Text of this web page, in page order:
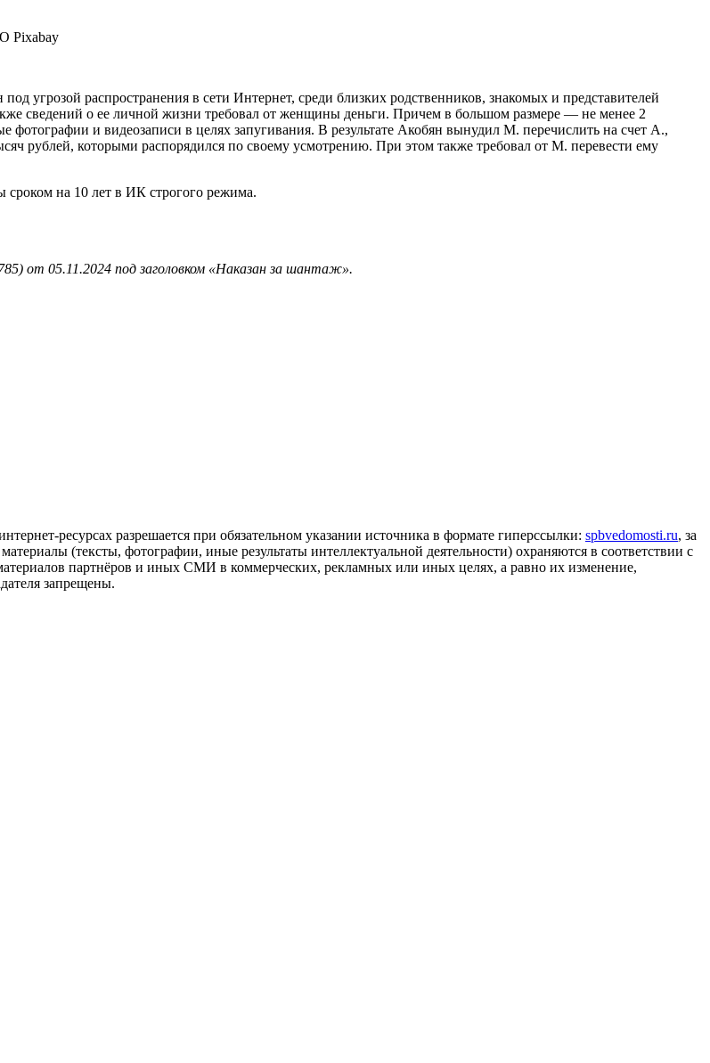
угрозой распространения в сети Интернет, среди близких родственников, знакомых и представителей
сведений о ее личной жизни требовал от женщины деньги. Причем в большом размере — не менее 2
и видеозаписи в целях запугивания. В результате Акобян вынудил М. перечислить на счет А.,
рублей, которыми распорядился по своему усмотрению. При этом также требовал от М. перевести ему
сроком на 10 лет в ИК строгого режима.
от 05.11.2024 под заголовком «Наказан за шантаж».
ресурсах разрешается при обязательном указании источника в формате гиперссылки: spbvedomosti.ru, за
(тексты, фотографии, иные результаты интеллектуальной деятельности) охраняются в соответствии с
партнёров и иных СМИ в коммерческих, рекламных или иных целях, а равно их изменение,
запрещены.